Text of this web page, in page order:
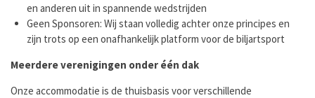
en anderen uit in spannende wedstrijden
Geen Sponsoren: Wij staan volledig achter onze principes en
zijn trots op een onafhankelijk platform voor de biljartsport
Meerdere verenigingen onder één dak
Onze accommodatie is de thuisbasis voor verschillende